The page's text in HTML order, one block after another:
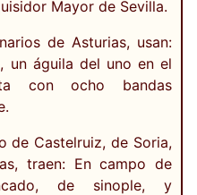
Mayor de Sevilla.
de Asturias, usan:
un águila del uno en el
con ocho bandas
de Castelruiz, de Soria,
traen: En campo de
de sinople, y